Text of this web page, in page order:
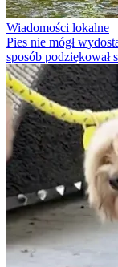
Wiadomości lokalne
Pies nie mógł
sposób podziękował